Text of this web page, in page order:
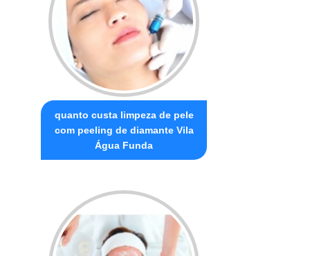
quanto custa limpeza de pele
com peeling de diamante Vila
Água Funda